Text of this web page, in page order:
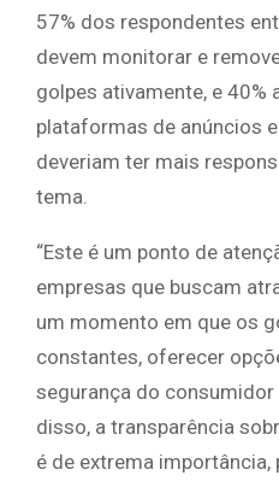
57% dos respondentes
devem monitorar e
golpes ativamente, e 40%
plataformas de anúncios
deveriam ter mais
tema.
“Este é um ponto de
empresas que buscam
um momento em que os
constantes, oferecer
segurança do
disso, a transparência
é de extrema importância,